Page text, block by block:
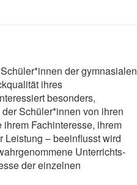
der gymnasialen
ihres
besonders,
Schüler*innen von ihren
Fachinteresse, ihrem
Leistung – beeinflusst wird
Unterrichts-
der einzelnen